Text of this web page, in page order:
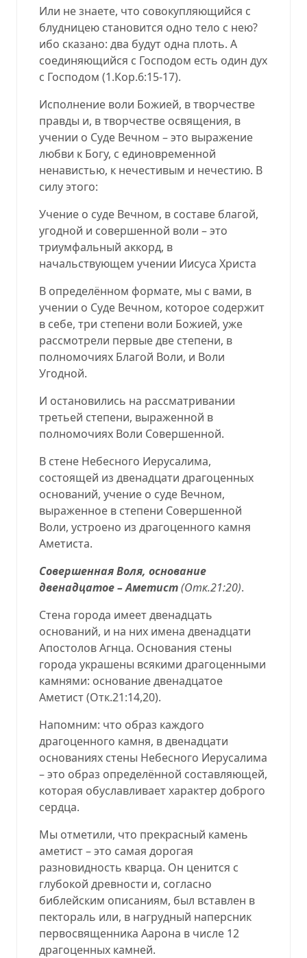
Или не знаете, что совокупляющийся с
блудницею становится одно тело с нею?
ибо сказано: два будут одна плоть. А
соединяющийся с Господом есть один дух
с Господом (1.Кор.6:15-17).
Исполнение воли Божией, в творчестве
правды и, в творчестве освящения, в
учении о Суде Вечном – это выражение
любви к Богу, с единовременной
ненавистью, к нечестивым и нечестию. В
силу этого:
Учение о суде Вечном, в составе благой,
угодной и совершенной воли – это
триумфальный аккорд, в
начальствующем учении Иисуса Христа
В определённом формате, мы с вами, в
учении о Суде Вечном, которое содержит
в себе, три степени воли Божией, уже
рассмотрели первые две степени, в
полномочиях Благой Воли, и Воли
Угодной.
И остановились на рассматривании
третьей степени, выраженной в
полномочиях Воли Совершенной.
В стене Небесного Иерусалима,
состоящей из двенадцати драгоценных
оснований, учение о суде Вечном,
выраженное в степени Совершенной
Воли, устроено из драгоценного камня
Аметиста.
Совершенная Воля, основание
двенадцатое – Аметист(Отк.21:20).
Стена города имеет двенадцать
оснований, и на них имена двенадцати
Апостолов Агнца. Основания стены
города украшены всякими драгоценными
камнями: основание двенадцатое
Аметист (Отк.21:14,20).
Напомним: что образ каждого
драгоценного камня, в двенадцати
основаниях стены Небесного Иерусалима
– это образ определённой составляющей,
которая обуславливает характер доброго
сердца.
Мы отметили, что прекрасный камень
аметист – это самая дорогая
разновидность кварца. Он ценится с
глубокой древности и, согласно
библейским описаниям, был вставлен в
пектораль или, в нагрудный наперсник
первосвященника Аарона в числе 12
драгоценных камней.